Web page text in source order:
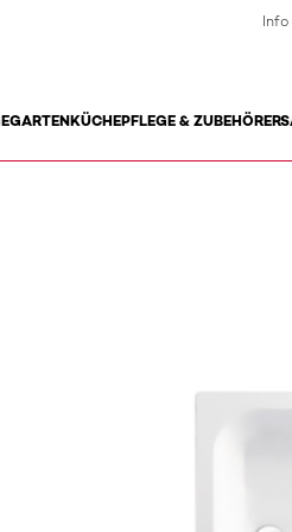
GARTENKÜCHEPFLEGE & ZUBEHÖR
Info